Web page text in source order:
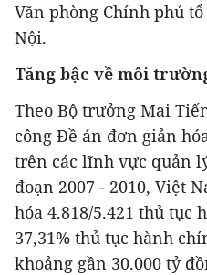
Văn phòng Chính phủ
Nội.
Tăng bậc về môi
Theo Bộ trưởng Mai
công Đề án đơn giản
trên các lĩnh vực quản
đoạn 2007 - 2010, Việt
hóa 4.818/5.421 thủ tục
37,31% thủ tục hành
khoảng gần 30.000 tỷ